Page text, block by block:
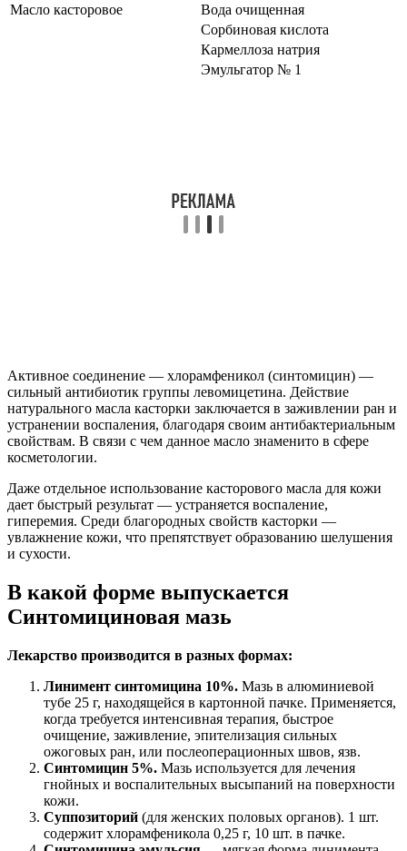
Масло касторовое
Вода очищенная
Сорбиновая кислота
Кармеллоза натрия
Эмульгатор № 1
Активное соединение — хлорамфеникол (синтомицин) —
сильный антибиотик группы левомицетина. Действие
натурального масла касторки заключается в заживлении ран и
устранении воспаления, благодаря своим антибактериальным
свойствам. В связи с чем данное масло знаменито в сфере
косметологии.
Даже отдельное использование касторового масла для кожи
дает быстрый результат — устраняется воспаление,
гиперемия. Среди благородных свойств касторки —
увлажнение кожи, что препятствует образованию шелушения
и сухости.
В какой форме выпускается
Синтомициновая мазь
Лекарство производится в разных формах:
Линимент синтомицина 10%. Мазь в алюминиевой
тубе 25 г, находящейся в картонной пачке. Применяется,
когда требуется интенсивная терапия, быстрое
очищение, заживление, эпителизация сильных
ожоговых ран, или послеоперационных швов, язв.
Синтомицин 5%. Мазь используется для лечения
гнойных и воспалительных высыпаний на поверхности
кожи.
Суппозиторий (для женских половых органов). 1 шт.
содержит хлорамфеникола 0,25 г, 10 шт. в пачке.